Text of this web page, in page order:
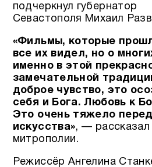
подчеркнул губернатор
Севастополя Михаил
«Фильмы, которые
все их видел, но о
именно в этой
замечательной
доброе чувство, это
себя и Бога. Любовь к
Это очень тяжело
искусства», — рассказал
митрополии.
Режиссёр Ангелина